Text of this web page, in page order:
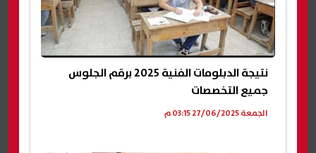
نتيجة الدبلومات الفنية 2025 برقم الجلوس
جميع التخصصات
الجمعة 27/06/2025 03:15 م